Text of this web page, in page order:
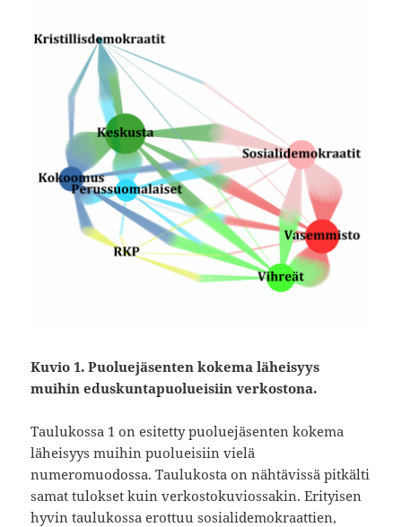
Kuvio 1. Puoluejäsenten kokema läheisyys
muihin eduskuntapuolueisiin verkostona.
Taulukossa 1 on esitetty puoluejäsenten kokema
läheisyys muihin puolueisiin vielä
numeromuodossa. Taulukosta on nähtävissä pitkälti
samat tulokset kuin verkostokuviossakin. Erityisen
hyvin taulukossa erottuu sosialidemokraattien,